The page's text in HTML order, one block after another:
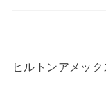
ヒルトンアメッ